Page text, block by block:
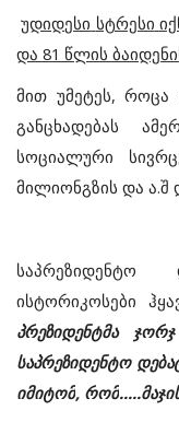
უდიდესი სტრესი
და 81 წლის
მით უმეტეს,როცა
განცხადებას
სოციალური
მილიონგზის და ა.შ
საპრეზიდენტო
ისტორიკოსები
პრეზიდენტმა
ჯორჯ
საპრეზიდენტო
იმიტომ, რომ.....